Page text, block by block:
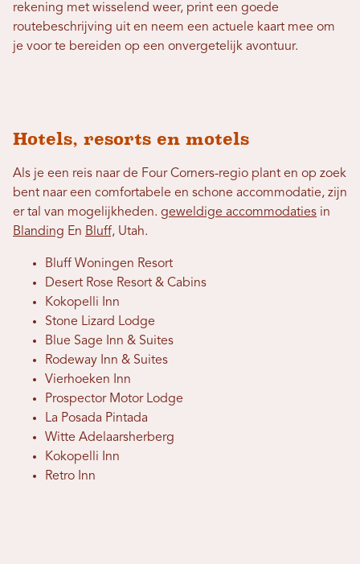
rekening met wisselend weer, print een goede
routebeschrijving uit en neem een ​​actuele kaart mee om
je voor te bereiden op een onvergetelijk avontuur.
Hotels, resorts en motels
Als je een reis naar de Four Corners-regio plant en op zoek
bent naar een comfortabele en schone accommodatie, zijn
er tal van mogelijkheden. geweldige accommodaties in
Blanding En Bluff, Utah.
Bluff Woningen Resort
Desert Rose Resort & Cabins
Kokopelli Inn
Stone Lizard Lodge
Blue Sage Inn & Suites
Rodeway Inn & Suites
Vierhoeken Inn
Prospector Motor Lodge
La Posada Pintada
Witte Adelaarsherberg
Kokopelli Inn
Retro Inn